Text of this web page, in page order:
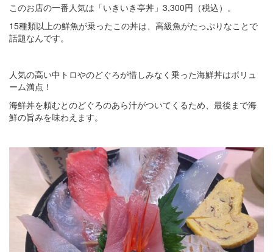
このお店の一番人気は「いきいき亭丼」3,300円（税込）。
15種類以上の鮮魚が乗ったこの丼は、高級魚がたっぷりなことで
話題なんです。
人気の高い中トロやのどぐろが惜しみなく乗った海鮮丼はボリュ
ーム満点！
海鮮丼を頼むとのどぐろのあら汁がついてくるため、最後まで海
鮮の旨みを味わえます。